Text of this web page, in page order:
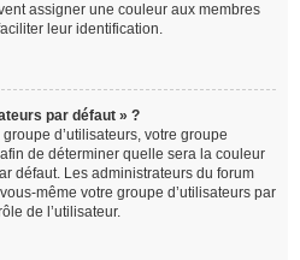
assigner une couleur aux membres
leur identification.
par défaut » ?
d’utilisateurs, votre groupe
de déterminer quelle sera la couleur
défaut. Les administrateurs du forum
même votre groupe d’utilisateurs par
de l’utilisateur.